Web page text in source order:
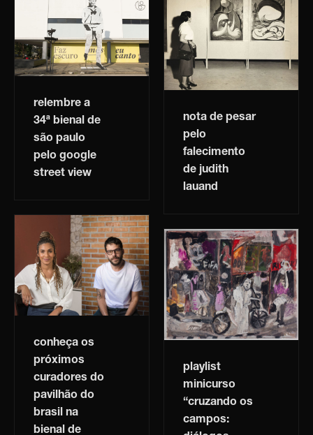
relembre a
34ª bienal de
são paulo
pelo google
street view
nota de pesar
pelo
falecimento
de judith
lauand
conheça os
próximos
curadores do
pavilhão do
brasil na
bienal de
playlist
minicurso
“cruzando os
campos: